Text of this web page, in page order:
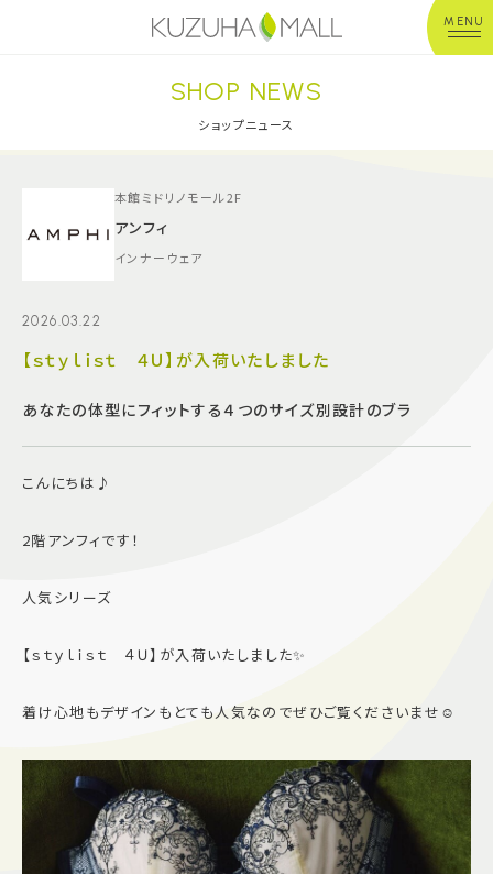
MENU
年中無休平 日：10:00~20:00
※店舗により異なる
ショップガイド
グルメ＆フード
よくあるご質問
スタッフ募集
Follow US
SHOP NEWS
ショップニュース
本館ミドリノモール2F
アンフィ
インナーウェア
2026.03.22
【ｓｔｙｌｉｓｔ ４Ｕ】が入荷いたしました
あなたの体型にフィットする４つのサイズ別設計のブラ
こんにちは♪
2階アンフィです！
人気シリーズ
【ｓｔｙｌｉｓｔ ４Ｕ】が入荷いたしました✨
着け心地もデザインもとても人気なのでぜひご覧くださいませ☺️